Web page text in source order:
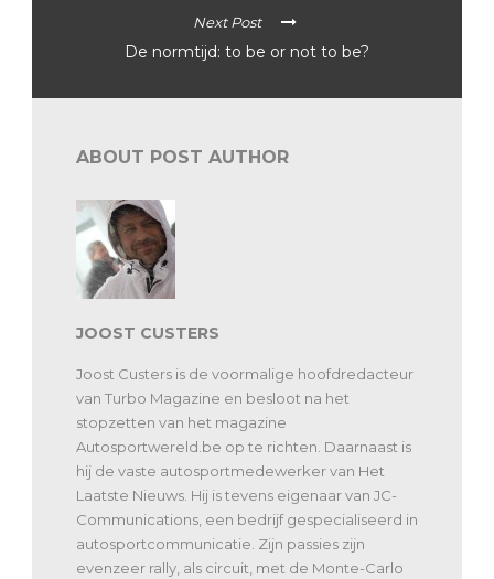
Next Post
De normtijd: to be or not to be?
ABOUT POST AUTHOR
JOOST CUSTERS
Joost Custers is de voormalige hoofdredacteur
van Turbo Magazine en besloot na het
stopzetten van het magazine
Autosportwereld.be op te richten. Daarnaast is
hij de vaste autosportmedewerker van Het
Laatste Nieuws. Hij is tevens eigenaar van JC-
Communications, een bedrijf gespecialiseerd in
autosportcommunicatie. Zijn passies zijn
evenzeer rally, als circuit, met de Monte-Carlo